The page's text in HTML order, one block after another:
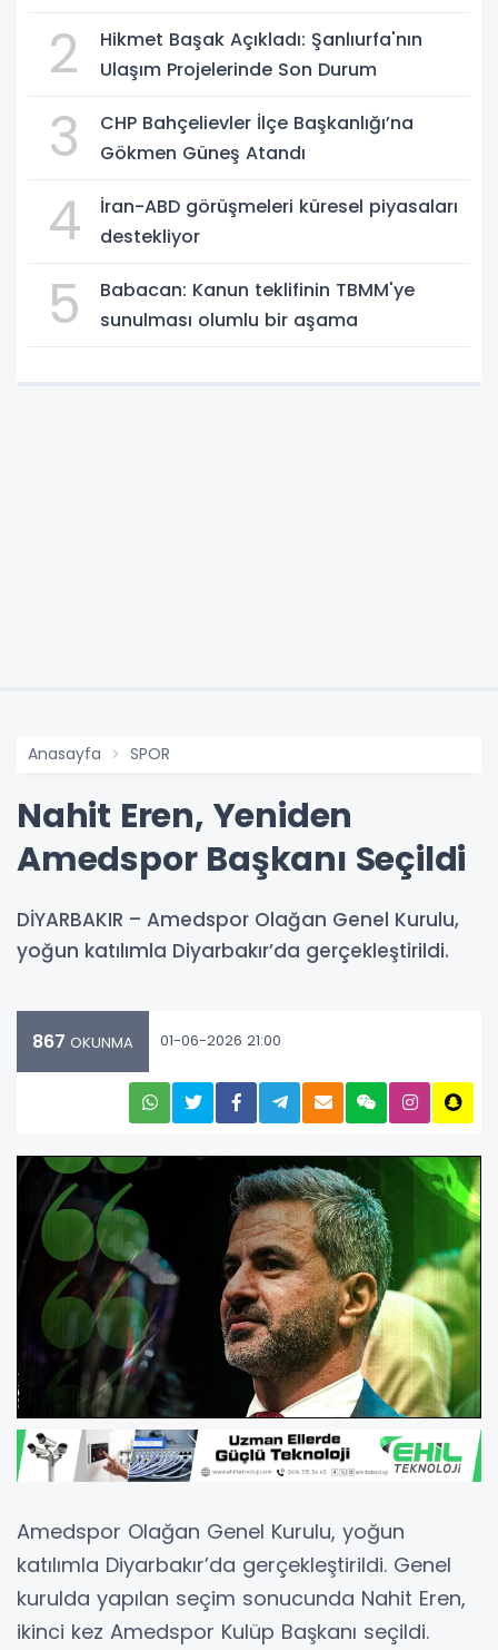
2
Hikmet Başak Açıkladı: Şanlıurfa'nın
Ulaşım Projelerinde Son Durum
3
CHP Bahçelievler İlçe Başkanlığı’na
Gökmen Güneş Atandı
4
İran-ABD görüşmeleri küresel piyasaları
destekliyor
5
Babacan: Kanun teklifinin TBMM'ye
sunulması olumlu bir aşama
Anasayfa SPOR
Nahit Eren, Yeniden
Amedspor Başkanı Seçildi
DİYARBAKIR – Amedspor Olağan Genel Kurulu,
yoğun katılımla Diyarbakır’da gerçekleştirildi.
867 OKUNMA 01-06-2026 21:00
Amedspor Olağan Genel Kurulu, yoğun
katılımla Diyarbakır’da gerçekleştirildi. Genel
kurulda yapılan seçim sonucunda Nahit Eren,
ikinci kez Amedspor Kulüp Başkanı seçildi.